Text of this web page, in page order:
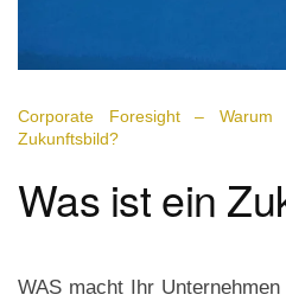
Corporate Foresight – Warum
Zukunftsbild?
Was ist ein
WAS macht Ihr